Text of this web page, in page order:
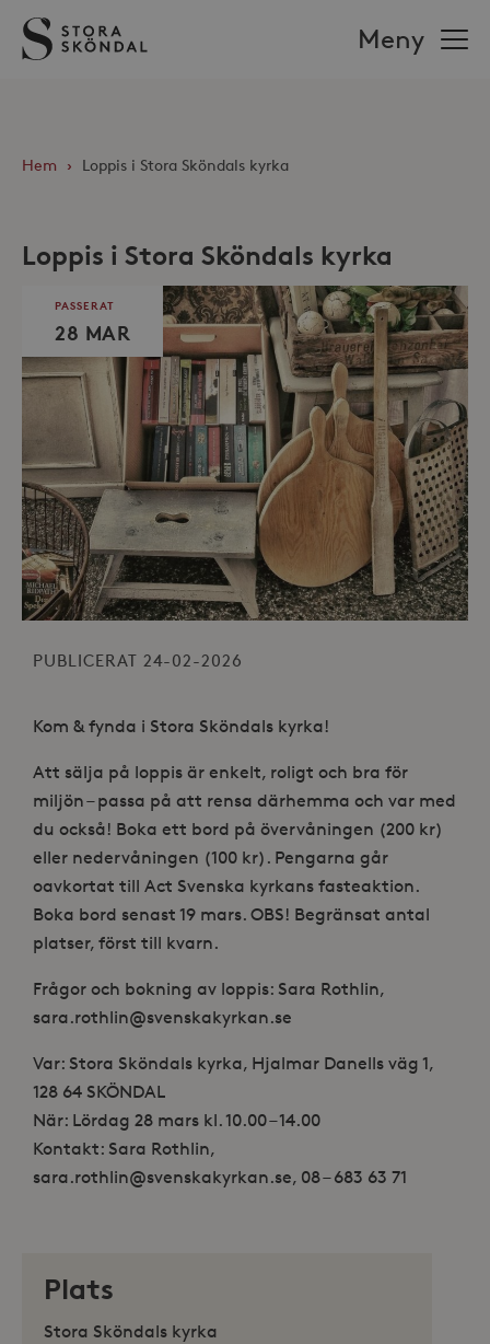
Stora
Sköndal
Meny
Hem › Loppis i Stora Sköndals kyrka
Loppis i Stora Sköndals kyrka
PASSERAT
28 MAR
PUBLICERAT 24-02-2026
Kom & fynda i Stora Sköndals kyrka!
Att sälja på loppis är enkelt, roligt och bra för
miljön – passa på att rensa därhemma och var med
du också! Boka ett bord på övervåningen (200 kr)
eller nedervåningen (100 kr). Pengarna går
oavkortat till Act Svenska kyrkans fasteaktion.
Boka bord senast 19 mars. OBS! Begränsat antal
platser, först till kvarn.
Frågor och bokning av loppis: Sara Rothlin,
sara.rothlin@svenskakyrkan.se
Var: Stora Sköndals kyrka, Hjalmar Danells väg 1,
128 64 SKÖNDAL
När: Lördag 28 mars kl. 10.00 – 14.00
Kontakt: Sara Rothlin,
sara.rothlin@svenskakyrkan.se, 08 – 683 63 71
Plats
Stora Sköndals kyrka